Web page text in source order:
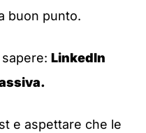
buon punto.
LinkedIn
e aspettare che le